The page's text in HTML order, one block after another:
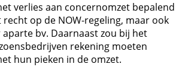
verlies aan concernomzet bepalend
op de NOW-regeling, maar ook
bv. Daarnaast zou bij het
rekening moeten
hun pieken in de omzet.